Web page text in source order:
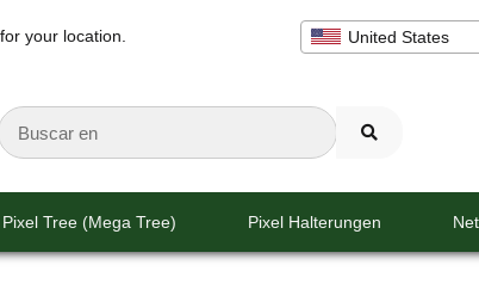
your location. United States
Pixel Tree (Mega Tree) Pixel Halterungen